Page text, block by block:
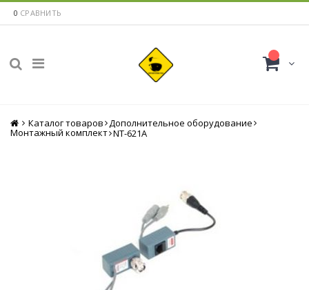
0 СРАВНИТЬ
Главная
Каталог товаров Дополнительное оборудование
Монтажный комплект NT-621A